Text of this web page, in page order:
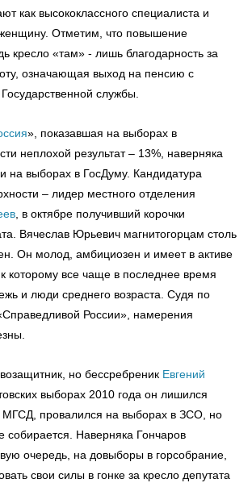
как высококлассного специалиста и
Отметим, что повышение
кресло «там» - лишь благодарность за
означающая выход на пенсию с
службы.
», показавшая на выборах в
неплохой результат – 13%, наверняка
на выборах в ГосДуму. Кандидатура
– лидер местного отделения
, в октябре получивший корочки
Вячеслав Юрьевич магнитогорцам столь
Он молод, амбициозен и имеет в активе
к которому все чаще в последнее время
и люди среднего возраста. Судя по
России», намерения
но бессребреник Евгений
выборах 2010 года он лишился
МГСД, провалился на выборах в ЗСО, но
собирается. Наверняка Гончаров
очередь, на довыборы в горсобрание,
свои силы в гонке за кресло депутата